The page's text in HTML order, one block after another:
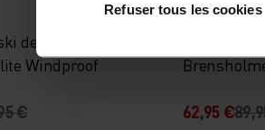
Refuser tous les cookies
de fond
Windproof
€
Pantalon
62,95 €